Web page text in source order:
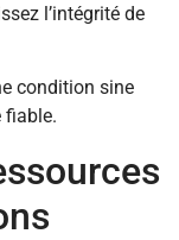
l’intégrité de
condition sine
fiable.